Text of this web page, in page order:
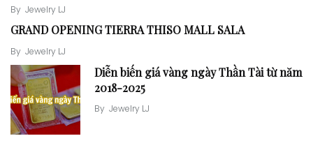
By Jewelry LJ
GRAND OPENING TIERRA THISO MALL SALA
By Jewelry LJ
Diễn biến giá vàng ngày Thần Tài từ năm
2018-2025
By Jewelry LJ